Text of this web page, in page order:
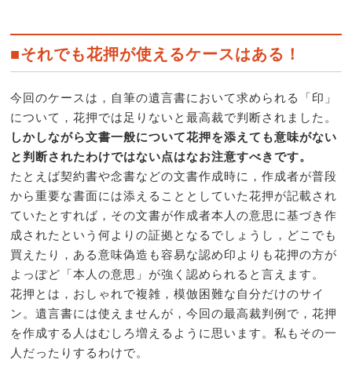
■それでも花押が使えるケースはある！
今回のケースは，自筆の遺言書において求められる「印」
について，花押では足りないと最高裁で判断されました。
しかしながら文書一般について花押を添えても意味がない
と判断されたわけではない点はなお注意すべきです。
たとえば契約書や念書などの文書作成時に，作成者が普段
から重要な書面には添えることとしていた花押が記載され
ていたとすれば，その文書が作成者本人の意思に基づき作
成されたという何よりの証拠となるでしょうし，どこでも
買えたり，ある意味偽造も容易な認め印よりも花押の方が
よっぽど「本人の意思」が強く認められると言えます。
花押とは，おしゃれで複雑，模倣困難な自分だけのサイ
ン。遺言書には使えませんが，今回の最高裁判例で，花押
を作成する人はむしろ増えるように思います。私もその一
人だったりするわけで。